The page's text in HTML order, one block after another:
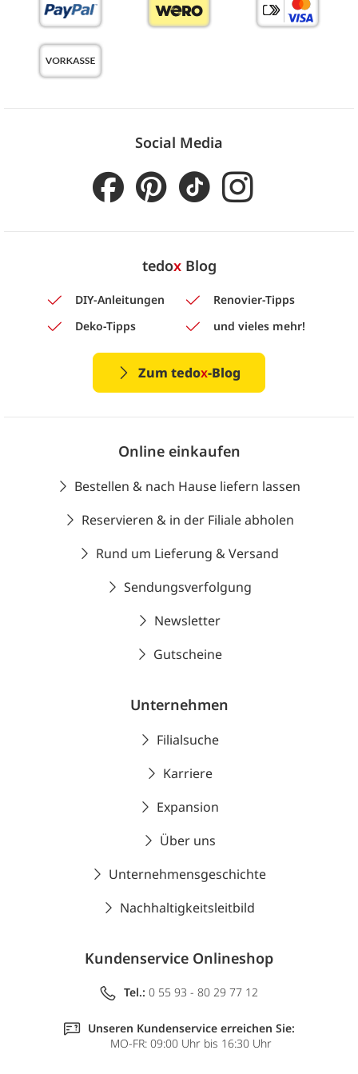
Social Media
tedoxBlog
DIY-Anleitungen
Renovier-Tipps
Deko-Tipps
und vieles mehr!
Zum tedox-Blog
Online einkaufen
Bestellen & nach Hause liefern lassen
Reservieren & in der Filiale abholen
Rund um Lieferung & Versand
Sendungsverfolgung
Newsletter
Gutscheine
Unternehmen
Filialsuche
Karriere
Expansion
Über uns
Unternehmensgeschichte
Nachhaltigkeitsleitbild
Kundenservice Onlineshop
Tel.: 0 55 93 - 80 29 77 12
Unseren Kundenservice erreichen Sie:
MO-FR: 09:00 Uhr bis 16:30 Uhr